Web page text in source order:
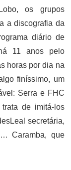
os grupos
a discografia da
diário de
11 anos pelo
horas por dia na
finíssimo, um
Serra e FHC
de imitá-los
secretária,
Caramba, que